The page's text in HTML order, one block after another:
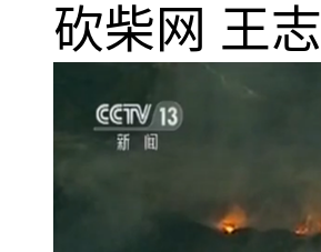
砍柴网 王志